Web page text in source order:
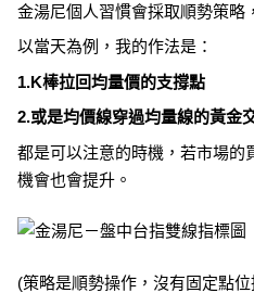
金湯尼個人習慣會採取順勢策略
以當天為例，我的作法是：
1.K棒拉回均量價的支撐點
2.或是均價線穿過均量線的黃金
都是可以注意的時機，若市場的
機會也會提升。
(策略是順勢操作，沒有固定點